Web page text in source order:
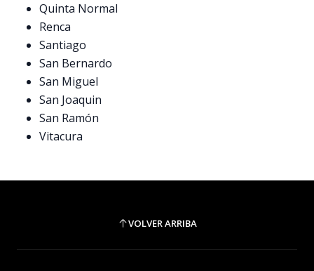
Quinta Normal
Renca
Santiago
San Bernardo
San Miguel
San Joaquin
San Ramón
Vitacura
VOLVER ARRIBA